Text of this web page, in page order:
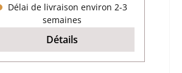
Délai de livraison environ 2-3
semaines
Détails